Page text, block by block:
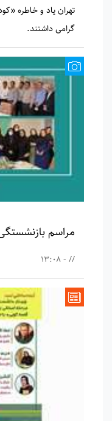
تهران یاد و خاطره
گرامی داشتند.
مراسم
// - 13:08